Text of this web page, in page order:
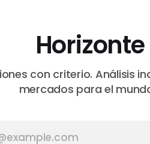
con criterio. Análisis
mercados para el